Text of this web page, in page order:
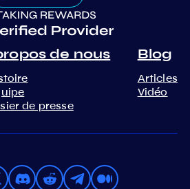
de nous
de presse
Blog
Articles
Vidéo